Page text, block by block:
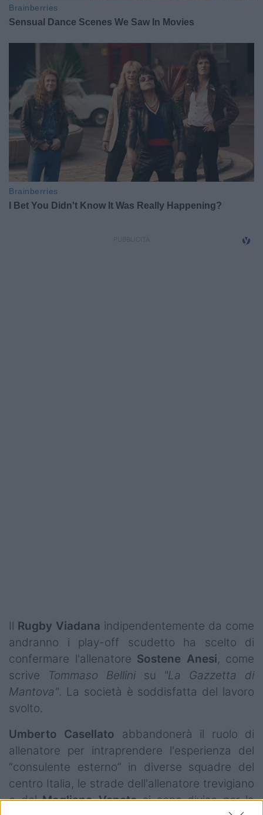
Il Rugby Viadana indipendentemente da come
andranno i play-off scudetto ha scelto di
confermare l'allenatore Sostene Anesi, come
scrive Tommaso Bellinisu "La Gazzetta di
Mantova". La società è soddisfatta del lavoro
svolto.
Umberto
Casellato abbandonerà il ruolo di
allenatore per intraprendere l'esperienza del
“consulente esterno” in diverse squadre del
centro Italia, le strade dell'allenatore trevigiano
e delMogliano Venetosi sono divise per la